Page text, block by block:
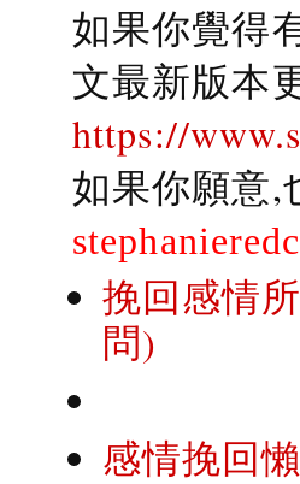
如果你覺得
文最新版本
https://
如果你願意,
挽回感情
問)
感情挽回